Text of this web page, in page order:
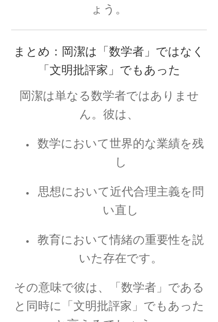
【仮想の猫を使った思考実験で量子的に実在を
考察】
エンリコ・フェルミ
を構築した一人】
エヴァリスト・ガロア（Évariste Galois)
【数学者にして革命家_体論や群論を確立】
エヴァリスト・ガロア（Évariste Galois)
ょう。
まとめ：岡潔は「数学者」ではなく
「文明批評家」でもあった
岡潔は単なる数学者ではありませ
ん。 彼は、
数学において世界的な業績を残
し
思想において近代合理主義を問
い直し
教育において情緒の重要性を説
いた存在です。
その意味で彼は、「数学者」である
と同時に「文明批評家」でもあった